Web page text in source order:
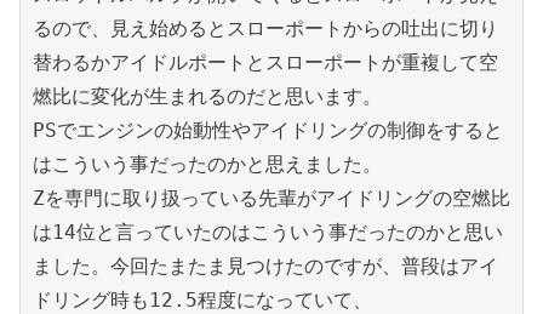
るので、見え始めるとスローポートからの吐出に切り
替わるかアイドルポートとスローポートが重複して空
燃比に変化が生まれるのだと思います。
PSでエンジンの始動性やアイドリングの制御をすると
はこういう事だったのかと思えました。
Zを専門に取り扱っている先輩がアイドリングの空燃比
は14位と言っていたのはこういう事だったのかと思い
ました。今回たまたま見つけたのですが、普段はアイ
ドリング時も12.5程度になっていて、